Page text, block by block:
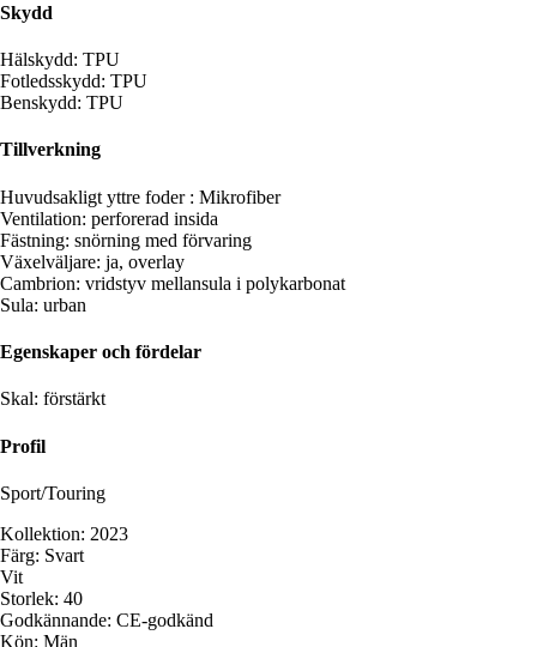
Skydd
Hälskydd: TPU
Fotledsskydd: TPU
Benskydd: TPU
Tillverkning
Huvudsakligt yttre foder : Mikrofiber
Ventilation: perforerad insida
Fästning: snörning med förvaring
Växelväljare: ja, overlay
Cambrion: vridstyv mellansula i polykarbonat
Sula: urban
Egenskaper och fördelar
Skal: förstärkt
Profil
Sport/Touring
Kollektion: 2023
Färg: Svart
Vit
Storlek: 40
Godkännande: CE-godkänd
Kön: Män